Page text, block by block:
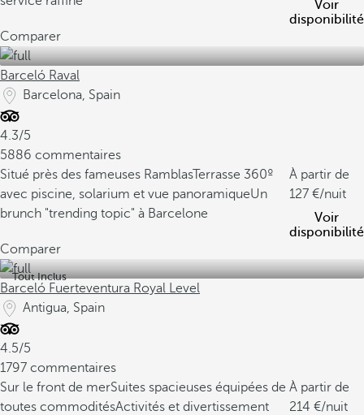
Voir
disponibilité
Comparer
Barceló Raval
Barcelona, Spain
4.3/5
5886 commentaires
Situé près des fameuses RamblasTerrasse 360º
avec piscine, solarium et vue panoramiqueUn
brunch "trending topic" à Barcelone
À partir de
127
/nuit
Voir
disponibilité
Comparer
Tout Inclus
Barceló Fuerteventura Royal Level
Antigua, Spain
4.5/5
1797 commentaires
Sur le front de merSuites spacieuses équipées de
toutes commoditésActivités et divertissement
À partir de
214
/nuit